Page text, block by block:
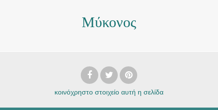
Μύκονος
κοινόχρηστο στοιχείο αυτή η σελίδα